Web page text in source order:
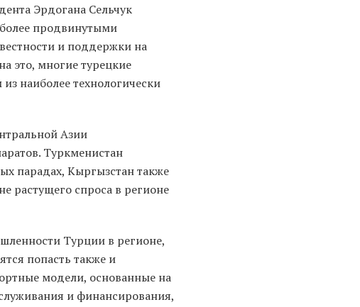
Эрдогана Сельчук
продвинутыми
и поддержки на
это, многие турецкие
наиболее технологически
Азии
Туркменистан
парадах, Кыргызстан также
растущего спроса в регионе
Турции в регионе,
попасть также и
модели, основанные на
и финансирования,